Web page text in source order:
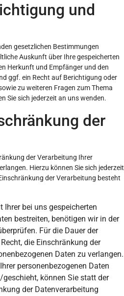
und
gesetzlichen Bestimmungen
Auskunft über Ihre gespeicherten
Herkunft und Empfänger und den
ggf. ein Recht auf Berichtigung oder
zu weiteren Fragen zum Thema
Sie sich jederzeit an uns wenden.
der
der Verarbeitung Ihrer
Hierzu können Sie sich jederzeit
der Verarbeitung besteht
Ihrer bei uns gespeicherten
bestreiten, benötigen wir in der
Für die Dauer der
die Einschränkung der
Daten zu verlangen.
personenbezogenen Daten
können Sie statt der
der Datenverarbeitung